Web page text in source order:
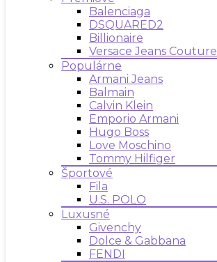
Balenciaga
DSQUARED2
Billionaire
Versace Jeans Couture
Populárne
Armani Jeans
Balmain
Calvin Klein
Emporio Armani
Hugo Boss
Love Moschino
Tommy Hilfiger
Športové
Fila
U.S. POLO
Luxusné
Givenchy
Dolce & Gabbana
FENDI